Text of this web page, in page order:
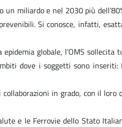
un miliardo e nel 2030 più
Si conosce, infatti,
globale, l’OMS
dove i soggetti sono
in grado, con il
e le Ferrovie dello Stato